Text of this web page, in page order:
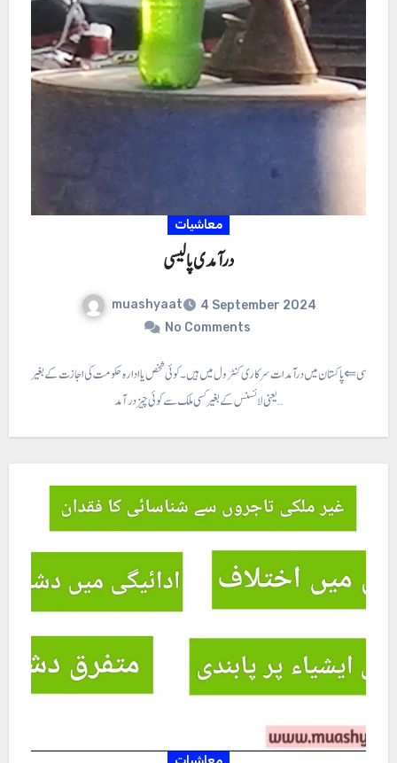
معاشیات
درآمدی پالیسی
muashyaat
4 September 2024
No Comments
پالیسی ⇐ پاکستان میں درآمدات سرکاری کنٹرول میں ہیں۔ کوئی شخص یا ادارہ حکومت کی اجازت کے بغیر
یعنی لائسنس کے بغیر کسی ملک سے کوئی چیز در آمد…